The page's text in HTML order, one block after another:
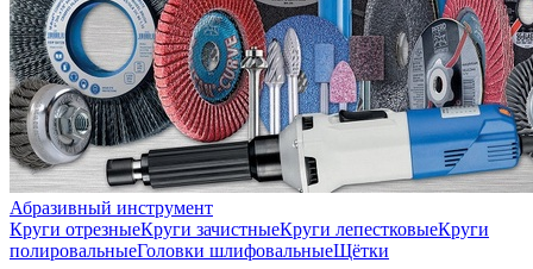
Абразивный инструмент
Круги отрезныеКруги зачистныеКруги лепестковыеКруги
полировальныеГоловки шлифовальныеЩётки